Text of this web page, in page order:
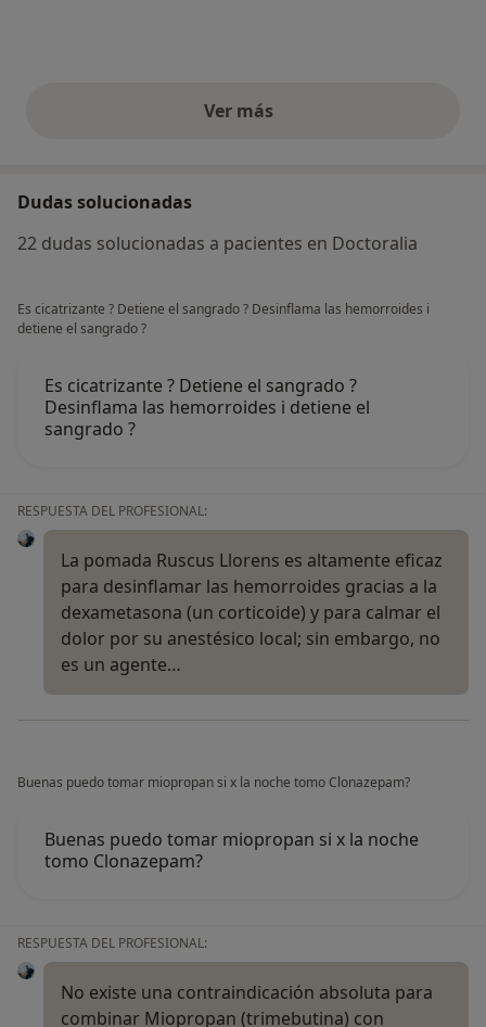
Ver másopiniones anteriores
Dudas solucionadas
22 dudas solucionadas a pacientes en Doctoralia
Es cicatrizante ? Detiene el sangrado ? Desinflama las hemorroides i
detiene el sangrado ?
Es cicatrizante ? Detiene el sangrado ?
Desinflama las hemorroides i detiene el
sangrado ?
RESPUESTA DEL PROFESIONAL:
La pomada Ruscus Llorens es altamente eficaz
para desinflamar las hemorroides gracias a la
dexametasona (un corticoide) y para calmar el
dolor por su anestésico local; sin embargo, no
es un agente…
Buenas puedo tomar miopropan si x la noche tomo Clonazepam?
Buenas puedo tomar miopropan si x la noche
tomo Clonazepam?
RESPUESTA DEL PROFESIONAL:
No existe una contraindicación absoluta para
combinar Miopropan (trimebutina) con